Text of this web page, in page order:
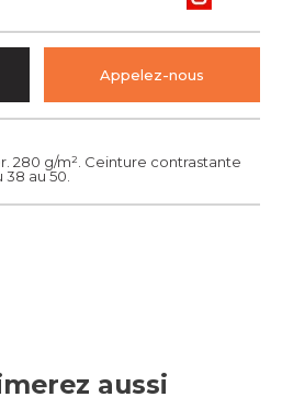
280 g/m². Ceinture contrastante
au 50.
Appelez-nous
aussi